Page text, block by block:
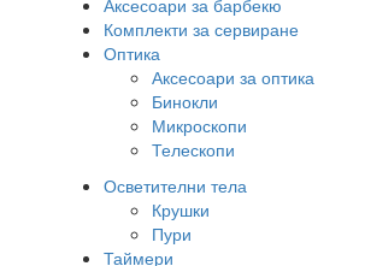
Аксесоари за барбекю
Комплекти за сервиране
Оптика
Аксесоари за оптика
Бинокли
Микроскопи
Телескопи
Осветителни тела
Крушки
Пури
Таймери